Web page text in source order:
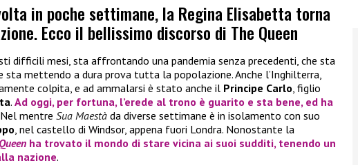
in poche settimane, la Regina Elisabetta torna
Ecco il bellissimo discorso di The Queen
difficili mesi, sta affrontando una pandemia senza precedenti, che sta
sta mettendo a dura prova tutta la popolazione. Anche l’Inghilterra,
colpita, e ad ammalarsi è stato anche il Principe Carlo, figlio
. Ad oggi, per fortuna, l’erede al trono è guarito e sta bene, ed ha
mentre Sua Maestà da diverse settimane è in isolamento con suo
, nel castello di Windsor, appena fuori Londra. Nonostante la
ha trovato il mondo di stare vicina ai suoi sudditi, tenendo un
nazione.